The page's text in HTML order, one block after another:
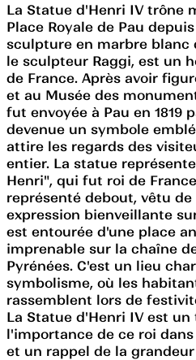
La Statue d'Henri IV trône
Place Royale de Pau
sculpture en marbre blanc
le sculpteur Raggi, est un
de France. Après avoir
et au Musée des
fut envoyée à Pau en 1819
devenue un symbole
attire les regards des
entier. La statue
Henri", qui fut roi de France
représenté debout, vêtu
expression bienveillante
est entourée d'une place
imprenable sur la chaîne
Pyrénées. C'est un lieu
symbolisme, où les
rassemblent lors de
La Statue d'Henri IV est
l'importance de ce roi
et un rappel de la